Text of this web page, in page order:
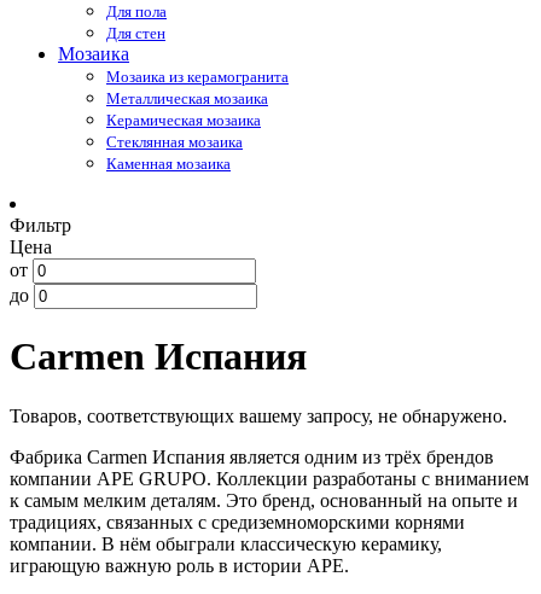
Для пола
Для стен
Мозаика
Мозаика из керамогранита
Металлическая мозаика
Керамическая мозаика
Стеклянная мозаика
Каменная мозаика
Фильтр
Цена
от
до
Carmen Испания
Товаров, соответствующих вашему запросу, не обнаружено.
Фабрика Carmen Испания является одним из трёх брендов
компании APE GRUPO. Коллекции разработаны с вниманием
к самым мелким деталям. Это бренд, основанный на опыте и
традициях, связанных с средиземноморскими корнями
компании. В нём обыграли классическую керамику,
играющую важную роль в истории APE.